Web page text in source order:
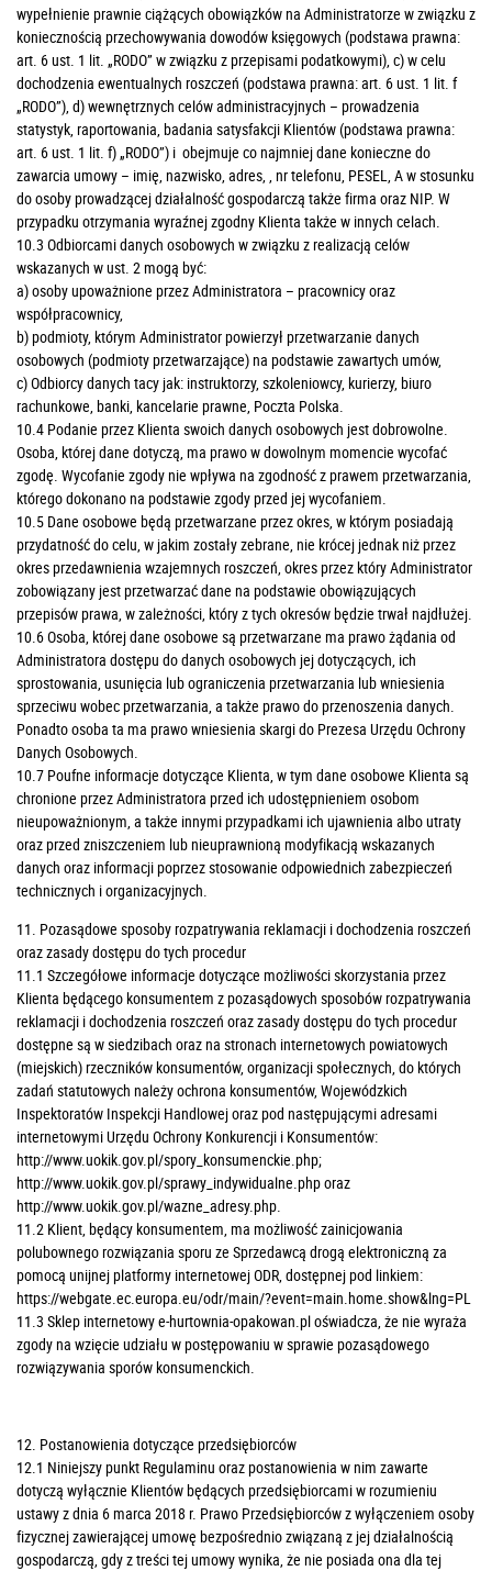
wypełnienie prawnie ciążących obowiązków na Administratorze w związku z
koniecznością przechowywania dowodów księgowych (podstawa prawna:
art. 6 ust. 1 lit. „RODO” w związku z przepisami podatkowymi), c) w celu
dochodzenia ewentualnych roszczeń (podstawa prawna: art. 6 ust. 1 lit. f
„RODO”), d) wewnętrznych celów administracyjnych – prowadzenia
statystyk, raportowania, badania satysfakcji Klientów (podstawa prawna:
art. 6 ust. 1 lit. f) „RODO”) i obejmuje co najmniej dane konieczne do
zawarcia umowy – imię, nazwisko, adres, , nr telefonu, PESEL, A w stosunku
do osoby prowadzącej działalność gospodarczą także firma oraz NIP. W
przypadku otrzymania wyraźnej zgodny Klienta także w innych celach.
10.3 Odbiorcami danych osobowych w związku z realizacją celów
wskazanych w ust. 2 mogą być:
a) osoby upoważnione przez Administratora – pracownicy oraz
współpracownicy,
b) podmioty, którym Administrator powierzył przetwarzanie danych
osobowych (podmioty przetwarzające) na podstawie zawartych umów,
c) Odbiorcy danych tacy jak: instruktorzy, szkoleniowcy, kurierzy, biuro
rachunkowe, banki, kancelarie prawne, Poczta Polska.
10.4 Podanie przez Klienta swoich danych osobowych jest dobrowolne.
Osoba, której dane dotyczą, ma prawo w dowolnym momencie wycofać
zgodę. Wycofanie zgody nie wpływa na zgodność z prawem przetwarzania,
którego dokonano na podstawie zgody przed jej wycofaniem.
10.5 Dane osobowe będą przetwarzane przez okres, w którym posiadają
przydatność do celu, w jakim zostały zebrane, nie krócej jednak niż przez
okres przedawnienia wzajemnych roszczeń, okres przez który Administrator
zobowiązany jest przetwarzać dane na podstawie obowiązujących
przepisów prawa, w zależności, który z tych okresów będzie trwał najdłużej.
10.6 Osoba, której dane osobowe są przetwarzane ma prawo żądania od
Administratora dostępu do danych osobowych jej dotyczących, ich
sprostowania, usunięcia lub ograniczenia przetwarzania lub wniesienia
sprzeciwu wobec przetwarzania, a także prawo do przenoszenia danych.
Ponadto osoba ta ma prawo wniesienia skargi do Prezesa Urzędu Ochrony
Danych Osobowych.
10.7 Poufne informacje dotyczące Klienta, w tym dane osobowe Klienta są
chronione przez Administratora przed ich udostępnieniem osobom
nieupoważnionym, a także innymi przypadkami ich ujawnienia albo utraty
oraz przed zniszczeniem lub nieuprawnioną modyfikacją wskazanych
danych oraz informacji poprzez stosowanie odpowiednich zabezpieczeń
technicznych i organizacyjnych.
11. Pozasądowe sposoby rozpatrywania reklamacji i dochodzenia roszczeń
oraz zasady dostępu do tych procedur
11.1 Szczegółowe informacje dotyczące możliwości skorzystania przez
Klienta będącego konsumentem z pozasądowych sposobów rozpatrywania
reklamacji i dochodzenia roszczeń oraz zasady dostępu do tych procedur
dostępne są w siedzibach oraz na stronach internetowych powiatowych
(miejskich) rzeczników konsumentów, organizacji społecznych, do których
zadań statutowych należy ochrona konsumentów, Wojewódzkich
Inspektoratów Inspekcji Handlowej oraz pod następującymi adresami
internetowymi Urzędu Ochrony Konkurencji i Konsumentów:
http://www.uokik.gov.pl/spory_konsumenckie.php;
http://www.uokik.gov.pl/sprawy_indywidualne.php oraz
http://www.uokik.gov.pl/wazne_adresy.php.
11.2 Klient, będący konsumentem, ma możliwość zainicjowania
polubownego rozwiązania sporu ze Sprzedawcą drogą elektroniczną za
pomocą unijnej platformy internetowej ODR, dostępnej pod linkiem:
https://webgate.ec.europa.eu/odr/main/?event=main.home.show&lng=PL
11.3 Sklep internetowy e-hurtownia-opakowan.pl oświadcza, że nie wyraża
zgody na wzięcie udziału w postępowaniu w sprawie pozasądowego
rozwiązywania sporów konsumenckich.
12. Postanowienia dotyczące przedsiębiorców
12.1 Niniejszy punkt Regulaminu oraz postanowienia w nim zawarte
dotyczą wyłącznie Klientów będących przedsiębiorcami w rozumieniu
ustawy z dnia 6 marca 2018 r. Prawo Przedsiębiorców z wyłączeniem osoby
fizycznej zawierającej umowę bezpośrednio związaną z jej działalnością
gospodarczą,gdy z treści tej umowy wynika, że nie posiada ona dla tej